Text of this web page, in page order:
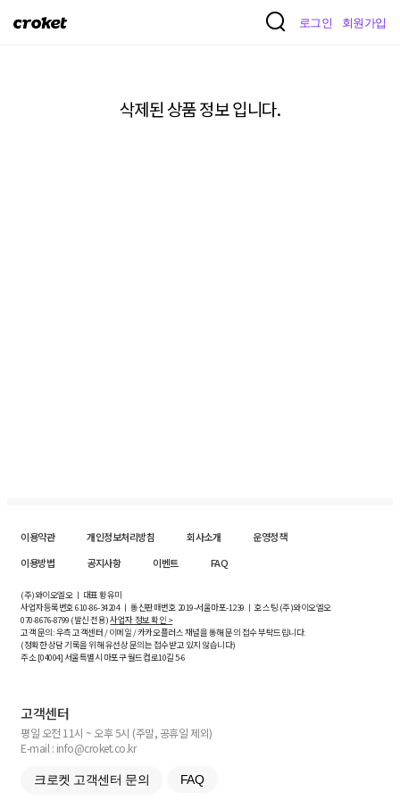
크
로그인 회원가입
삭제된 상품 정보 입니다.
이용약관 개인정보처리방침 회사소개
운영정책
이용방법
공지사항 이벤트 FAQ
(주)와이오엘오 ㅣ 대표 황유미
사업자등록번호610-86-34204ㅣ 통신판매번호 2019-서울마포-1239 ㅣ 호스팅 (주)와이오엘오
070-8676-8799 (발신 전용)사업자 정보 확인 >
고객 문의: 우측 고객센터 / 이메일 / 카카오플러스 채널을 통해 문의 접수 부탁드립니다.
(정확한 상담 기록을 위해 유선상 문의는 접수받고 있지 않습니다)
주소 [04004] 서울특별시 마포구 월드컵로10길5-6
고객센터
평일 오전 11시 ~ 오후 5시 (주말, 공휴일 제외)
E-mail : info@croket.co.kr
크로켓 고객센터 문의 FAQ